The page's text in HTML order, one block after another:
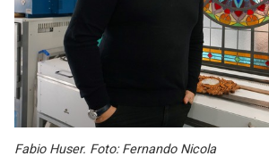
Fabio Huser. Foto: Fernando Nicola